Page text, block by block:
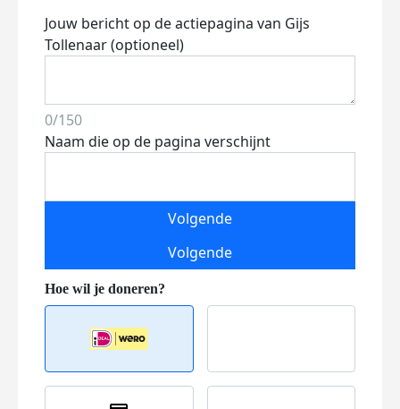
Jouw bericht op de actiepagina van Gijs
Tollenaar (optioneel)
0/150
Naam die op de pagina verschijnt
Volgende
Volgende